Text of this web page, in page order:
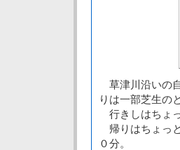
草津川沿いの
りは一部芝生の
行きしはちょ
帰りはちょっ
０分。